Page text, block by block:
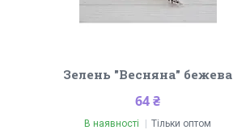
Зелень "Весняна" бежева
64 ₴
В наявності Тільки оптом